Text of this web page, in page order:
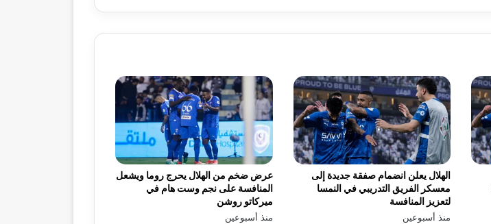
عرض ضخم من الهلال يحرج روما ويشعل
المنافسة على نجم وست هام في
ميركاتو روشن
منذ أسبوعين
الهلال يعلن انضمام صفقة جديدة إلى
معسكر الفريق التدريبي في النمسا
لتعزيز المنافسة
منذ أسبوعين